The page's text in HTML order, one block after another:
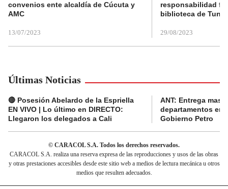
convenios ente alcaldía de Cúcuta y
AMC
13/07/2023
responsabilidad
biblioteca de
29/08/2023
Últimas Noticias
🔴 Posesión Abelardo de la Espriella
EN VIVO | Lo último en DIRECTO:
Llegaron los delegados a Cali
ANT: Entrega
departamentos en
Gobierno Petro
© CARACOL S.A. Todos los derechos reservados.
CARACOL S.A. realiza una reserva expresa de las reproducciones y usos de las obras
y otras prestaciones accesibles desde este sitio web a medios de lectura mecánica u otros
medios que resulten adecuados.